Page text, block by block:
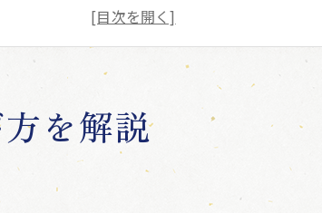
網戸の素材や色が暮らしに与える影響を考察
からの視線を防ぐ網戸の選び方のコツ
網戸選びで注意すべき通気性と防虫性のバランス
レーの網戸特徴を徹底比較
い網戸の見え方と景色のクリアさを比較
グレー網戸がプライバシー強化に優れる理由
内外からの視認性で選ぶ網戸の違い
を解説